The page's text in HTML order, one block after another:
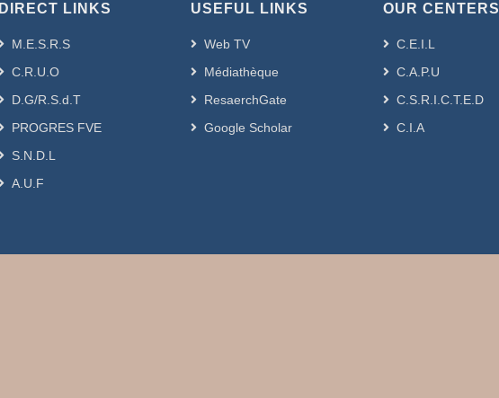
DIRECT LINKS
M.E.S.R.S
C.R.U.O
D.G/R.S.d.T
PROGRES FVE
S.N.D.L
A.U.F
USEFUL LINKS
Web TV
Médiathèque
ResaerchGate
Google Scholar
OUR CENTERS
C.E.I.L
C.A.P.U
C.S.R.I.C.T.E.D
C.I.A